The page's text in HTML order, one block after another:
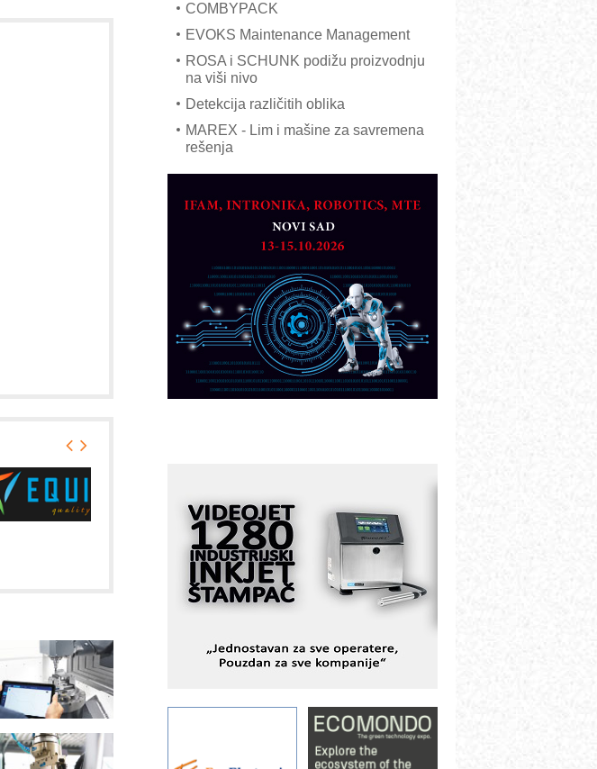
COMBYPACK
EVOKS Maintenance Management
ROSA i SCHUNK podižu proizvodnju
na viši nivo
Detekcija različitih oblika
MAREX - Lim i mašine za savremena
rešenja
Marcom-plast d.o.o.- vaš pouzdan
CTO - Prilagodite svoju toplinsku
PLC AKYTEC
AUKOM: Svetski standard metrologije
dostupan u Srbiji
MOTOMAN – NEXT-Robotika vođena
veštačkom inteligencijom
I.SAFE MOBILE revolucioniše
savremene industrijske i logističke
objekte
Alba d.o.o. – 35 godina preciznosti u
metrologiji i pametnim dozirnim
rešenjima
IBeRTIM - oprema za ispitivanje
STAUFF – Komponente koje
povećavaju pouzdanost hidrauličkih
YAMADA pumpe – japanska
pouzdanost u transferu fluida
Filtration Group Industrial – Napredna